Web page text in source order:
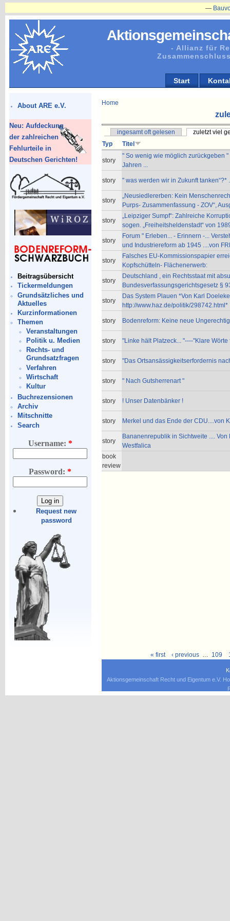
- Allianz für
Start
About ARE e.V.
Neu: Aufdeckung
der zahlreichen
Fehlurteile in
Deutschen Gerichten!
Beitragsübersicht
Tickermeldungen
Grundsätzliches und
Aktuelles
Kurzinformationen
Themen
Veranstaltungen
Politik u. Medien
Rechts- und
Grundsatzfragen
Verfahren
Wirtschaft
Kultur
Buchrezensionen
Archiv
Mitschnitte
Search
Username: *
Password:*
Request new
password
Home
ingesamt oft gelesen
zuletzt viel
Typ
Titel
story
" So wenig wie möglich zurückgeben "
Jahren ...
story " was werden wir in Zukunft tanken“?*
story
„Neusiedlererben: Kein
Purps- Zusammenfassung - ZOV“,
story
„Leipziger Sumpf“: Zahlreiche
sogen. „Freiheitsheldenstadt“ von
story
Forum " Erleben... - Erinnern -...
und Industriereform ab 1945 ....von
story
Falsches EU-Kommissionspapier
Kopfschütteln- Flächenerwerb:
story
Deutschland , ein Rechtsstaat mit
Bundesverfassungsgerichtsgesetz §
story
Das System Plauen *Von Karl Doeleke
http://www.haz.de/politik/298742.html*
story Bodenreform: Keine neue
story "Linke hält Platzeck... "----"Klare
story "Das Ortsansässigkeitserfordernis
story " Nach Gutsherrenart "
story ! Unser Datenbänker !
story Merkel und das Ende der CDU....von
story
Bananenrepublik in Sichtweite ....
Westfalica
book
review
« first ‹ previous … 109
Aktionsgemeinschaft Recht und Eigentum e.V.